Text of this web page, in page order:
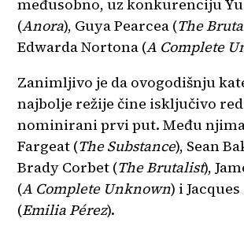
međusobno, uz konkurenciju
(Anora), Guya Pearcea (The
Edwarda Nortona (A Complete
Zanimljivo je da ovogodišnju
najbolje režije čine isključivo
nominirani prvi put. Među
Fargeat (The Substance), Sean
Brady Corbet (The Brutalist),
(A Complete Unknown) i
(Emilia Pérez).